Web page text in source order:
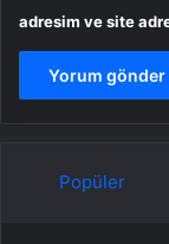
adresim ve site
Popüler